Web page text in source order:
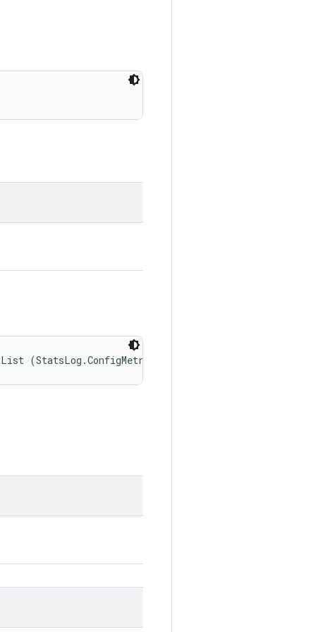
(StatsLog.ConfigMetricsReportList reportList)